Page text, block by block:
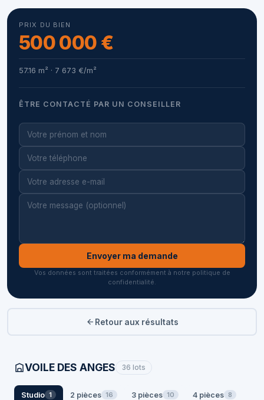
PRIX DU BIEN
500 000 €
57.16 m² · 7 673 €/m²
ÊTRE CONTACTÉ PAR UN CONSEILLER
Envoyer ma demande
Vos données sont traitées conformément à notre politique de
confidentialité.
Retour aux résultats
VOILE DES ANGES 36 lots
Studio 1 2 pièces 16 3 pièces 10 4 pièces 8